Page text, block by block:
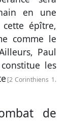
en une
épître,
comme le
Paul
les
2 Corinthiens 1.
de